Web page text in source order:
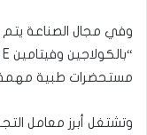
وفي مجال الصناعة يتم
مستحضرات طبية مهمة،
وتشتغل أبرز معامل